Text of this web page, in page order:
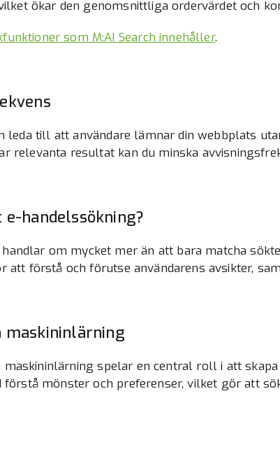
ökar den genomsnittliga ordervärdet och
som M:AI Search innehåller.
leda till att användare lämnar din webbplats
relevanta resultat kan du minska
handelssökning?
om mycket mer än att bara matcha
att förstå och förutse användarens avsikter,
maskininlärning
spelar en central roll i att
förstå mönster och preferenser, vilket gör att